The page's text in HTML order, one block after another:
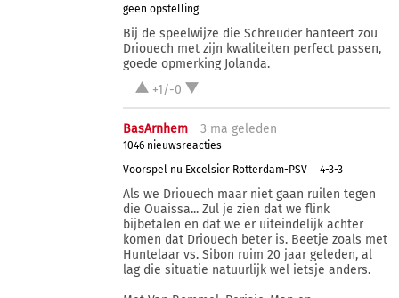
geen opstelling
Bij de speelwijze die Schreuder hanteert zou
Driouech met zijn kwaliteiten perfect passen,
goede opmerking Jolanda.
+1/-0
BasArnhem 3 ma geleden
1046 nieuwsreacties
Voorspel nu Excelsior Rotterdam-PSV
4-3-3
Als we Driouech maar niet gaan ruilen tegen
die Ouaissa... Zul je zien dat we flink
bijbetalen en dat we er uiteindelijk achter
komen dat Driouech beter is. Beetje zoals met
Huntelaar vs. Sibon ruim 20 jaar geleden, al
lag die situatie natuurlijk wel ietsje anders.